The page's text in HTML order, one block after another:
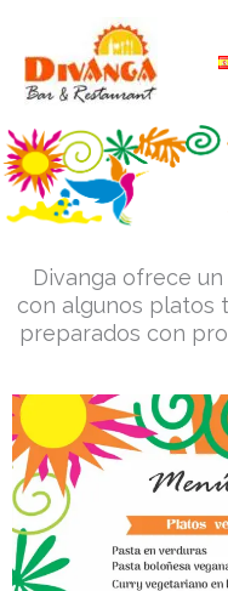
contenido
Divanga ofrece
con algunos platos
preparados con